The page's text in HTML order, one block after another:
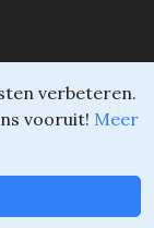
verbeteren.
vooruit! Meer